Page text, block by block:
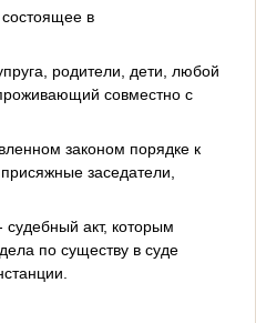
состоящее в
родители, дети, любой
совместно с
законом порядке к
заседатели,
судебный акт, которым
по существу в суде